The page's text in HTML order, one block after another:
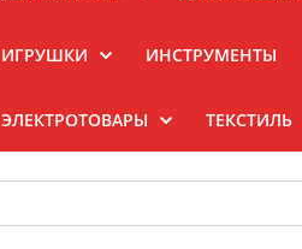
ИГРУШКИ ИНСТРУМЕНТЫ
ЭЛЕКТРОТОВАРЫ ТЕКСТИЛЬ